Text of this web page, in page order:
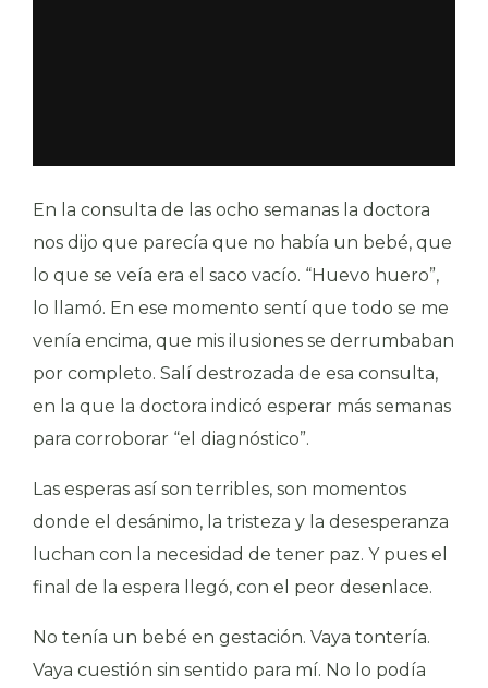
En la consulta de las ocho semanas la doctora
nos dijo que parecía que no había un bebé, que
lo que se veía era el saco vacío. “Huevo huero”,
lo llamó. En ese momento sentí que todo se me
venía encima, que mis ilusiones se derrumbaban
por completo. Salí destrozada de esa consulta,
en la que la doctora indicó esperar más semanas
para corroborar “el diagnóstico”.
Las esperas así son terribles, son momentos
donde el desánimo, la tristeza y la desesperanza
luchan con la necesidad de tener paz. Y pues el
final de la espera llegó, con el peor desenlace.
No tenía un bebé en gestación. Vaya tontería.
Vaya cuestión sin sentido para mí. No lo podía